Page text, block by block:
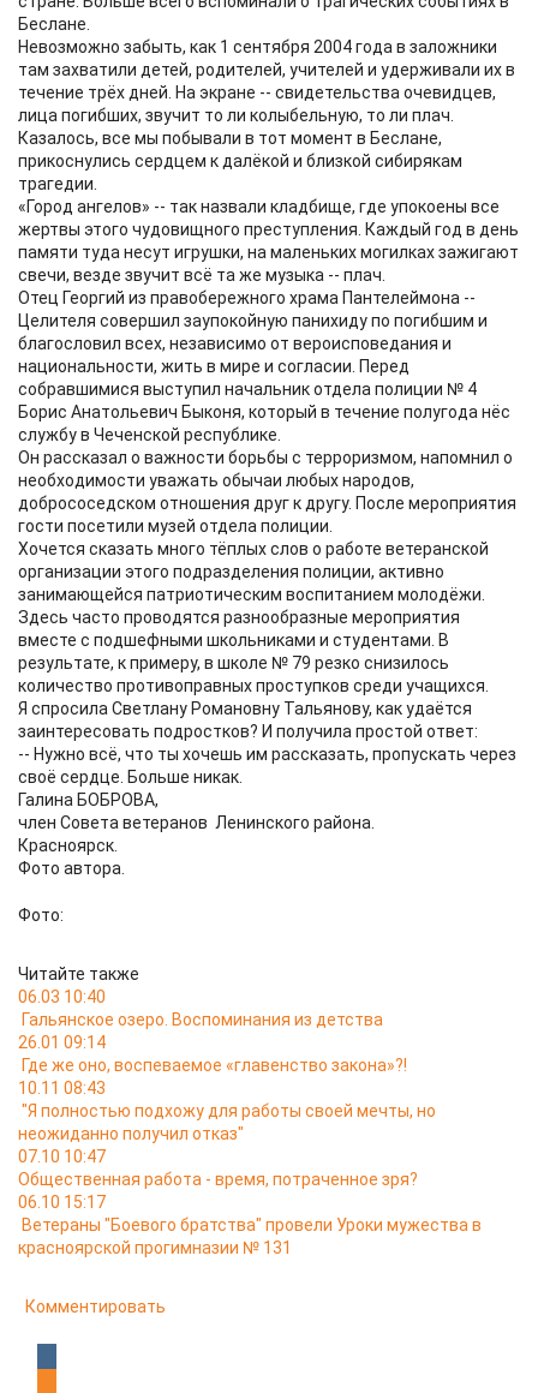
Беслане.
Невозможно забыть, как 1 сентября 2004 года в заложники
там захватили детей, родителей, учителей и удерживали их в
течение трёх дней. На экране -- свидетельства очевидцев,
лица погибших, звучит то ли колыбельную, то ли плач.
Казалось, все мы побывали в тот момент в Беслане,
прикоснулись сердцем к далёкой и близкой сибирякам
трагедии.
«Город ангелов» -- так назвали кладбище, где упокоены все
жертвы этого чудовищного преступления. Каждый год в день
памяти туда несут игрушки, на маленьких могилках зажигают
свечи, везде звучит всё та же музыка -- плач.
Отец Георгий из правобережного храма Пантелеймона --
Целителя совершил заупокойную панихиду по погибшим и
благословил всех, независимо от вероисповедания и
национальности, жить в мире и согласии. Перед
собравшимися выступил начальник отдела полиции № 4
Борис Анатольевич Быконя, который в течение полугода нёс
службу в Чеченской республике.
Он рассказал о важности борьбы с терроризмом, напомнил о
необходимости уважать обычаи любых народов,
добрососедском отношения друг к другу. После мероприятия
гости посетили музей отдела полиции.
Хочется сказать много тёплых слов о работе ветеранской
организации этого подразделения полиции, активно
занимающейся патриотическим воспитанием молодёжи.
Здесь часто проводятся разнообразные мероприятия
вместе с подшефными школьниками и студентами. В
результате, к примеру, в школе № 79 резко снизилось
количество противоправных проступков среди учащихся.
Я спросила Светлану Романовну Тальянову, как удаётся
заинтересовать подростков? И получила простой ответ:
-- Нужно всё, что ты хочешь им рассказать, пропускать через
своё сердце. Больше никак.
Галина БОБРОВА,
член Совета ветеранов Ленинского района.
Красноярск.
Фото автора.
Фото:
Читайте также
06.03 10:40
Гальянское озеро. Воспоминания из детства
26.01 09:14
Где же оно, воспеваемое «главенство закона»?!
10.11 08:43
"Я полностью подхожу для работы своей мечты, но
неожиданно получил отказ"
07.10 10:47
Общественная работа - время, потраченное зря?
06.10 15:17
Ветераны "Боевого братства" провели Уроки мужества в
красноярской прогимназии № 131
Комментировать